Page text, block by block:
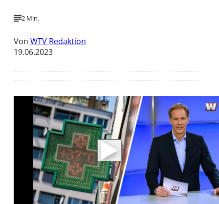
2 Min.
Von WTV Redaktion
19.06.2023
Mit der Wiedergabe dieses Videos werden
Daten an Youtube übertragen.
Hinweise dazu erhalten Sie in derDatenschutzerklärung
Akzeptieren